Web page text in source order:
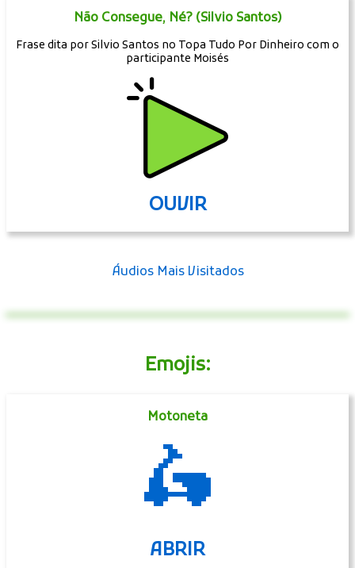
Não Consegue, Né? (Silvio Santos)
Frase dita por Silvio Santos no Topa Tudo Por Dinheiro com o
participante Moisés
OUVIR
Áudios Mais Visitados
Emojis:
Motoneta
🛵
ABRIR